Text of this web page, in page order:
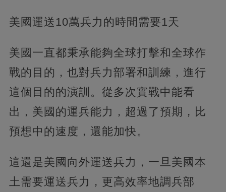
美國運送10萬兵力的時間需要1天
美國一直都秉承能夠全球打擊和全球作
戰的目的，也對兵力部署和訓練，進行
這個目的的演訓。從多次實戰中能看
出，美國的運兵能力，超過了預期，比
預想中的速度，還能加快。
這還是美國向外運送兵力，一旦美國本
土需要運送兵力，更高效率地調兵部